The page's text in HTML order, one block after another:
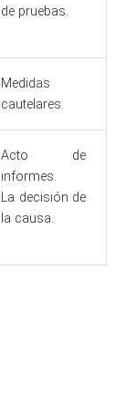
de pruebas.
Medidas
cautelares.
Acto de
informes.
La decisión de
la causa.